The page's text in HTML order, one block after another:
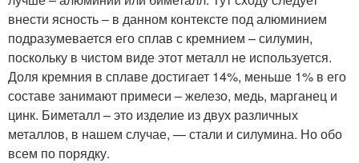
внести ясность – в данном контексте под алюминием
подразумевается его сплав с кремнием – силумин,
поскольку в чистом виде этот металл не используется.
Доля кремния в сплаве достигает 14%, меньше 1% в его
составе занимают примеси – железо, медь, марганец и
цинк. Биметалл – это изделие из двух различных
металлов, в нашем случае, — стали и силумина. Но обо
всем по порядку.